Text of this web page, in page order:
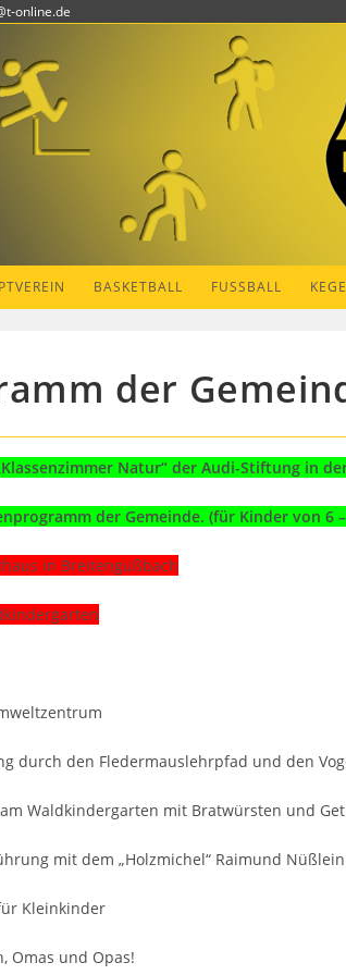
online.de
BASKETBALL FUSSBALL
der
Natur“ der Audi-Stiftung in
der Gemeinde. (für Kinder von 6 –
in Breitengüßbach
durch den Fledermauslehrpfad und den
am Waldkindergarten mit Bratwürsten und
mit dem „Holzmichel“ Raimund
Kleinkinder
Omas und Opas!